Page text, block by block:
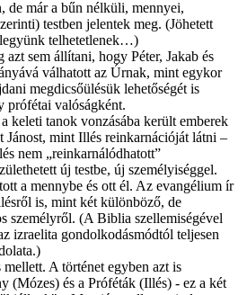
de már a bűn nélküli, mennyei,
testben jelentek meg. (Jöhetett
telhetetlenek…)
azt sem állítani, hogy Péter, Jakab és
válhatott az Úrnak, mint egykor
megdicsőülésük lehetőségét is
prófétai valóságként.
keleti tanok vonzásába került emberek
Jánost, mint Illés reinkarnációját látni –
nem „reinkarnálódhatott”
új testbe, új személyiséggel.
a mennybe és ott él. Az evangélium ír
is, mint két különböző, de
személyről. (A Biblia szellemiségével
izraelita gondolkodásmódtól teljesen
A történet egyben azt is
(Mózes) és a Próféták (Illés) - ez a két